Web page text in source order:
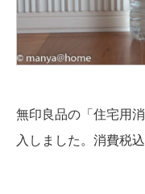
無印良品の「住宅用
入しました。消費税込